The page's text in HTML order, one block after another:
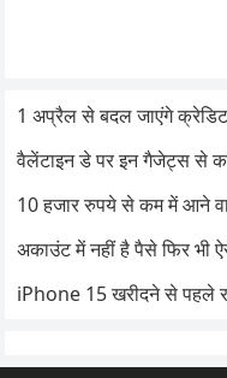
1 अप्रैल से बदल जाएंगे क्रेडिट
वैलेंटाइन डे पर इन गैजेट्स से
10 हजार रुपये से कम में आने
अकाउंट में नहीं है पैसे फिर
iPhone 15 खरीदने से पहले